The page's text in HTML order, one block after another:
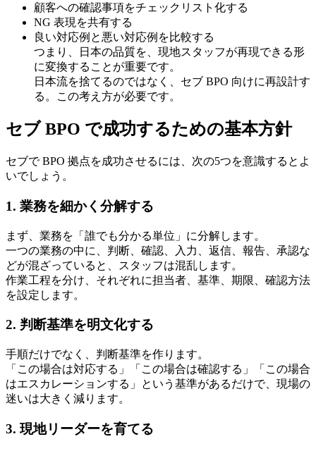
顧客への確認事項をチェックリスト化する
NG 表現を共有する
良い対応例と悪い対応例を比較する
つまり、日本の品質を、現地スタッフが再現できる形
に変換することが重要です。
日本流を捨てるのではなく、セブ BPO 向けに再設計す
る。この考え方が必要です。
セブ BPO で成功するための基本方針
セブで BPO 拠点を成功させるには、次の5つを意識するとよ
いでしょう。
1. 業務を細かく分解する
まず、業務を「誰でも分かる単位」に分解します。
一つの業務の中に、判断、確認、入力、返信、報告、承認な
どが混ざっていると、スタッフは混乱します。
作業工程を分け、それぞれに担当者、基準、期限、確認方法
を設定します。
2. 判断基準を明文化する
手順だけでなく、判断基準を作ります。
「この場合は対応する」「この場合は確認する」「この場合
はエスカレーションする」という基準があるだけで、現場の
迷いは大きく減ります。
3. 現地リーダーを育てる